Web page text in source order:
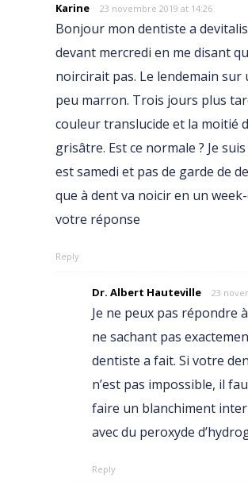
Karine 23 novembre 2019 at 14:26
Bonjour mon dentiste a
devant mercredi en me disant
noircirait pas. Le lendemain sur
peu marron. Trois jours plus
couleur translucide et la moitié
grisâtre. Est ce normale ? Je
est samedi et pas de garde de
que à dent va noicir en un
votre réponse
Reply
Dr. Albert Hauteville 23
Je ne peux pas répondre
ne sachant pas
dentiste a fait. Si votre
n’est pas impossible, il
faire un blanchiment
avec du peroxyde
Reply